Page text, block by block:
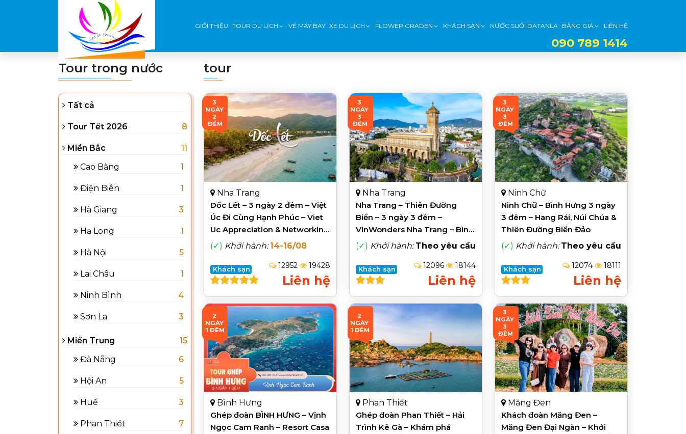
GIỚI THIỆU TOUR DU LỊCH VÉ MÁY BAY XE DU LỊCH FLOWER GRADEN KHÁCH SẠN NƯỚC SUỐI DATANLA BẢNG GIÁ LIÊN HỆ
090 789 1414
Tour trong nước
Tất cả
Tour Tết 2026 8
Miền Bắc
11
Cao Bằng
1
Điện Biên 1
Hà Giang 3
Hạ Long 1
Hà Nội 5
Lai Châu 1
Ninh Bình 4
Sơn La 3
Miền Trung
15
Đà Nẵng
6
Hội An 5
Huế 3
Phan Thiết 7
tour
3
NGÀY
2
ĐÊM
Nha Trang
Dốc Lết – 3 ngày 2 đêm – Việt
Úc Đi Cùng Hạnh Phúc – Viet
Uc Appreciation & Networking
Retreat 2026
(✓) Khởi hành:14-16/08
Khách sạn 12952 19428
Liên hệ
3
NGÀY
3
ĐÊM
Nha Trang
Nha Trang – Thiên Đường
Biển – 3 ngày 3 đêm –
VinWonders Nha Trang – Bình
Hưng – Hang Yến – Lặn Ngắm
(✓) Khởi hành: Theo yêu cầu
Khách sạn 12096 18144
Liên hệ
3
NGÀY
3
ĐÊM
Ninh Chữ
Ninh Chữ – Bình Hưng 3 ngày
3 đêm – Hang Rái, Núi Chúa &
Thiên Đường Biển Đảo
(✓) Khởi hành: Theo yêu cầu
Khách sạn 12074 18111
Liên hệ
2
NGÀY
1 ĐÊM
Bình Hưng
Ghép đoàn BÌNH HƯNG – Vịnh
Ngọc Cam Ranh – Resort Casa
2
NGÀY
1 ĐÊM
Phan Thiết
Ghép đoàn Phan Thiết – Hải
Trình Kê Gà – Khám phá
3
NGÀY
3
ĐÊM
Măng Đen
Khách đoàn Măng Đen –
Măng Đen Đại Ngàn – Khởi